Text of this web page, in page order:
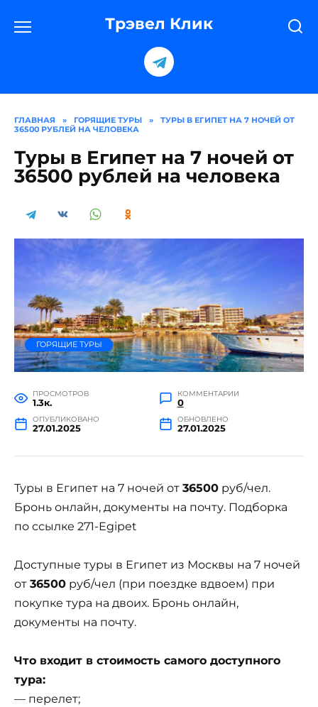
содержанию
Трэвел Клик
ГЛАВНАЯ » ГОРЯЩИЕ ТУРЫ »
ТУРЫ В ЕГИПЕТ НА 7 НОЧЕЙ ОТ
36500 РУБЛЕЙ НА ЧЕЛОВЕКА
Туры в Египет на 7 ночей от
36500 рублей на человека
ГОРЯЩИЕ ТУРЫ
ПРОСМОТРОВ
1.3к.
КОММЕНТАРИИ
0
ОПУБЛИКОВАНО
27.01.2025
ОБНОВЛЕНО
27.01.2025
Туры в Египет на 7 ночей от 36500 руб/чел.
Бронь онлайн, документы на почту. Подборка
по ссылке 271-Egipet
Доступные туры в Египет из Москвы на 7 ночей
от 36500 руб/чел (при поездке вдвоем) при
покупке тура на двоих. Бронь онлайн,
документы на почту.
Что входит в стоимость самого доступного
тура:
— перелет;